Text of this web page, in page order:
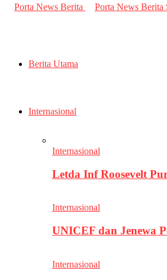
Berita Utama
Internasional
Internasional
Letda Inf Roosevelt
Internasional
UNICEF dan Jenewa
Internasional